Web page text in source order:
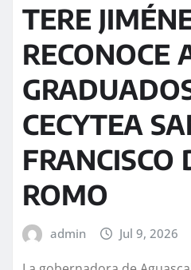
TERE
RECONOCE
CECYTEA
FRANCISCO
ROMO
admin Jul 9, 2026